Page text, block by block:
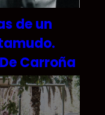
de un
Carroña